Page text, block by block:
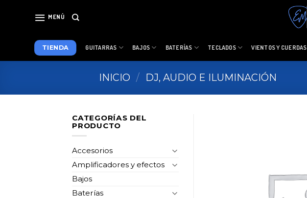
MENÚ
TIENDA GUITARRAS BAJOS BATERÍAS TECLADOS VIENTOS Y CUERDAS
INICIO / DJ, AUDIO E ILUMINACIÓN
CATEGORÍAS DEL
PRODUCTO
Accesorios
Amplificadores y efectos
Bajos
Baterías